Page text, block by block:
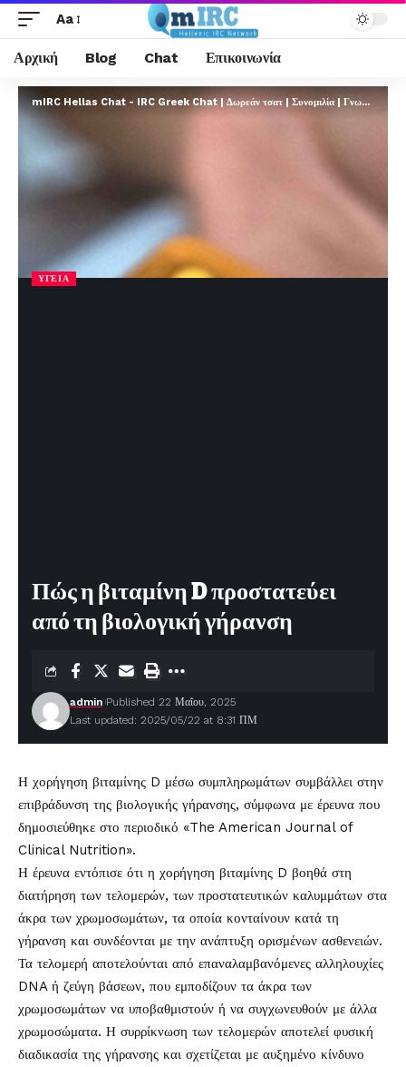
Aa
Αρχική Blog Chat Επικοινωνία
mIRC Hellas Chat - IRC Greek Chat | Δωρεάν τσατ | Συνομιλία | Γνωριμίες | FREE
ΥΓΕΊΑ
Πώς η βιταμίνη D προστατεύει
από τη βιολογική γήρανση
Last updated: 2025/05/22 at 8:31 ΠΜ
admin Published 22 Μαΐου, 2025
Η χορήγηση βιταμίνης D μέσω συμπληρωμάτων συμβάλλει στην
επιβράδυνση της βιολογικής γήρανσης, σύμφωνα με έρευνα που
δημοσιεύθηκε στο περιοδικό «The American Journal of
Clinical Nutrition».
Η έρευνα εντόπισε ότι η χορήγηση βιταμίνης D βοηθά στη
διατήρηση των τελομερών, των προστατευτικών καλυμμάτων στα
άκρα των χρωμοσωμάτων, τα οποία κονταίνουν κατά τη
γήρανση και συνδέονται με την ανάπτυξη ορισμένων ασθενειών.
Τα τελομερή αποτελούνται από επαναλαμβανόμενες αλληλουχίες
DNA ή ζεύγη βάσεων, που εμποδίζουν τα άκρα των
χρωμοσωμάτων να υποβαθμιστούν ή να συγχωνευθούν με άλλα
χρωμοσώματα. Η συρρίκνωση των τελομερών αποτελεί φυσική
διαδικασία της γήρανσης και σχετίζεται με αυξημένο κίνδυνο